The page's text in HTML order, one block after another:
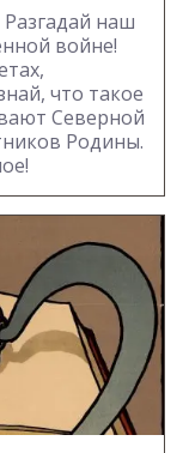
наш
войне!
что такое
Северной
Родины.